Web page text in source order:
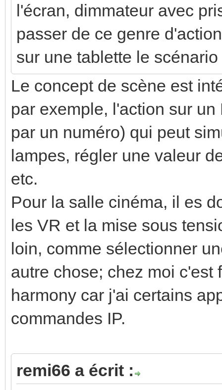
l'écran, dimmateur avec
passer de ce genre
sur une tablette le
Le concept de scène est
par exemple, l'action sur
par un numéro) qui peut
lampes, régler une valeur
etc.
Pour la salle cinéma, il es
les VR et la mise sous
loin, comme sélectionner
autre chose; chez moi
harmony car j'ai certains
commandes IP.
remi66 a écrit :